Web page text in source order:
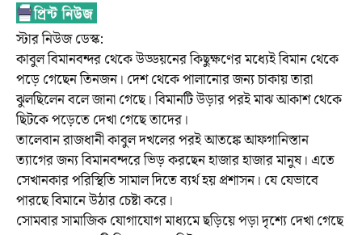
স্টার নিউজ ডেস্ক:
কাবুল বিমানবন্দর থেকে উড্ডয়নের কিছুক্ষণের মধ্যেই বিমান থেকে
পড়ে গেছেন তিনজন। দেশ থেকে পালানোর জন্য চাকায় তারা
ঝুলছিলেন বলে জানা গেছে। বিমানটি উড়ার পরই মাঝ আকাশ থেকে
ছিটকে পড়েতে দেখা গেছে তাদের।
তালেবান রাজধানী কাবুল দখলের পরই আতঙ্কে আফগানিস্তান
ত্যাগের জন্য বিমানবন্দরে ভিড় করছেন হাজার হাজার মানুষ। এতে
সেখানকার পরিস্থিতি সামাল দিতে ব্যর্থ হয় প্রশাসন। যে যেভাবে
পারছে বিমানে উঠার চেষ্টা করে।
সোমবার সামাজিক যোগাযোগ মাধ্যমে ছড়িয়ে পড়া দৃশ্যে দেখা গেছে